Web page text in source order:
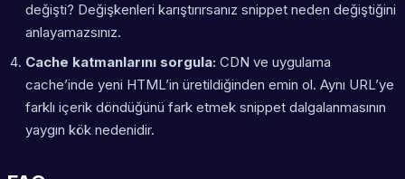
değişti? Değişkenleri karıştırırsanız snippet neden değiştiğini
anlayamazsınız.
Cache katmanlarını sorgula: CDN ve uygulama
cache’inde yeni HTML’in üretildiğinden emin ol. Aynı URL’ye
farklı içerik döndüğünü fark etmek snippet dalgalanmasının
yaygın kök nedenidir.